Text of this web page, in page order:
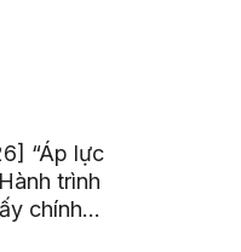
“Áp lực
trình
chính